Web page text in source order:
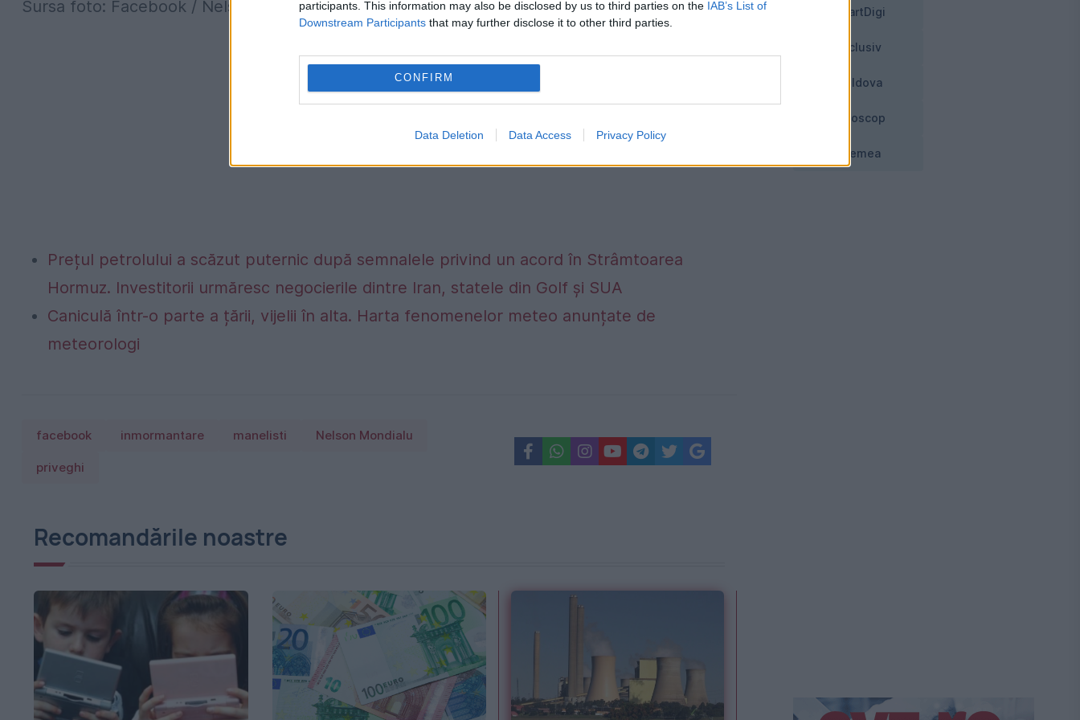
participants. This information may also be disclosed by us to third parties on the IAB’s List of
Downstream Participants that may further disclose it to other third parties.
CONFIRM
Data Deletion Data Access Privacy Policy
Sursa foto: Facebook / Nelson Mondialu Fenomen
Prețul petrolului a scăzut puternic după semnalele privind un acord în Strâmtoarea
Hormuz. Investitorii urmăresc negocierile dintre Iran, statele din Golf și SUA
Caniculă într-o parte a țării, vijelii în alta. Harta fenomenelor meteo anunțate de
meteorologi
facebook inmormantare manelisti Nelson Mondialu
priveghi
Recomandările noastre
SmartDigi
Exclusiv
Moldova
Horoscop
Vremea